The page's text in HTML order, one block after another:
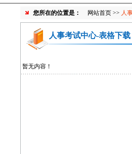
您所在的位置是： 网站首页 >> 人
人事考试中心-表格下载
暂无内容！